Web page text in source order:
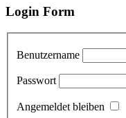
Login Form
Benutzername
Passwort
Angemeldet bleiben